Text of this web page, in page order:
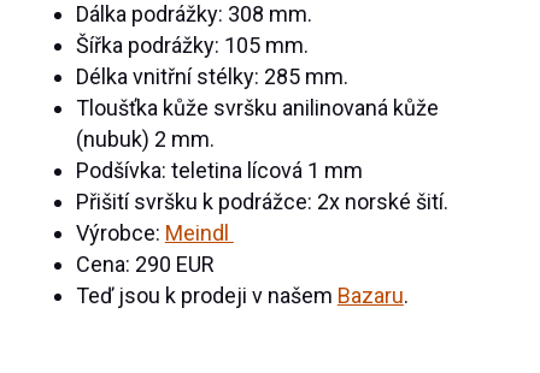
Dálka podrážky: 308 mm.
Šířka podrážky: 105 mm.
Délka vnitřní stélky: 285 mm.
Tloušťka kůže svršku anilinovaná kůže
(nubuk) 2 mm.
Podšívka: teletina lícová 1 mm
Přišití svršku k podrážce: 2x norské šití.
Výrobce: Meindl
Cena: 290 EUR
Teď jsou k prodeji v našem Bazaru.